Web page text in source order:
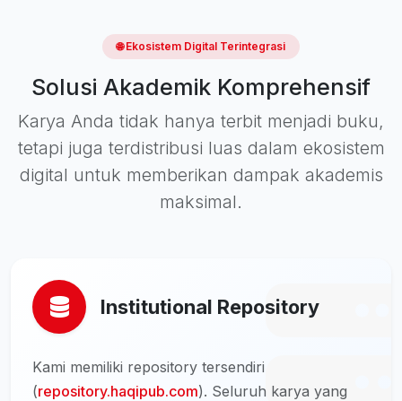
🌐 Ekosistem Digital Terintegrasi
Solusi Akademik Komprehensif
Karya Anda tidak hanya terbit menjadi buku,
tetapi juga terdistribusi luas dalam ekosistem
digital untuk memberikan dampak akademis
maksimal.
Institutional Repository
Kami memiliki repository tersendiri
(repository.haqipub.com). Seluruh karya yang